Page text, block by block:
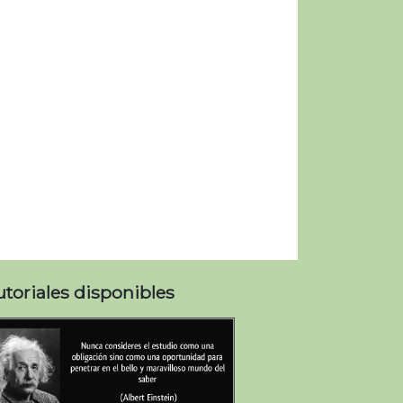
disponibles